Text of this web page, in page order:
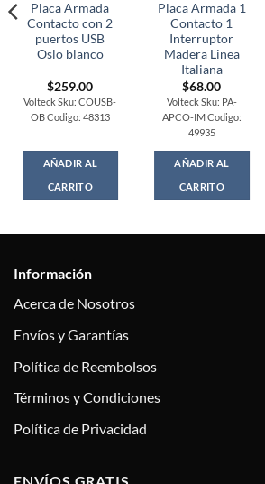
Placa Armada
Contacto con 2
puertos USB
Oslo blanco
$259.00
Volteck Sku: COUSB-
OB Codigo: 48313
AÑADIR AL
CARRITO
Placa Armada 1
Contacto 1
Interruptor
Madera Linea
Italiana
$68.00
Volteck Sku: PA-
APCO-IM Codigo:
49935
AÑADIR AL
CARRITO
Información
Acerca de Nosotros
Envíos y Garantías
Política de Reembolsos
Términos y Condiciones
Política de Privacidad